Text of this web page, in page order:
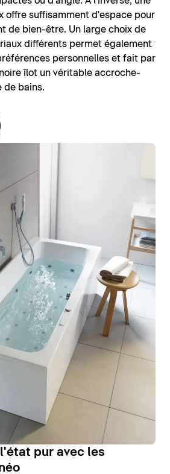
offre suffisamment d'espace pour
de bien-être. Un large choix de
différents permet également
personnelles et fait par
îlot un véritable accroche-
de bains.
pur avec les